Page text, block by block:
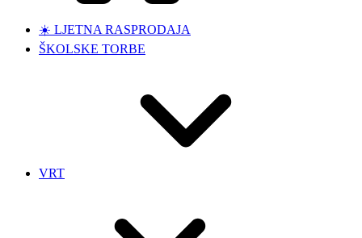
☀️ LJETNA RASPRODAJA
ŠKOLSKE TORBE
VRT